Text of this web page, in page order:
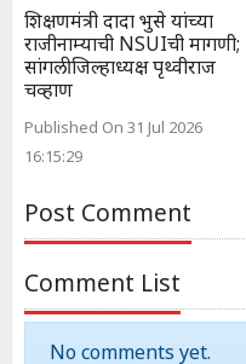
शिक्षणमंत्री दादा भुसे यांच्या
राजीनाम्याची NSUIची मागणी;
सांगली जिल्हाध्यक्ष पृथ्वीराज
चव्हाण
Published On 31 Jul 2026
16:15:29
Post Comment
Comment List
No comments yet.